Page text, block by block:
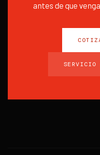
antes de que
SERVICIO